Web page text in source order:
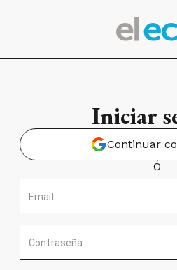
Iniciar
Continuar
Ó
Email
Contraseña